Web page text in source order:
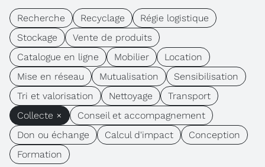
Recherche Recyclage
Régie logistique
Stockage
Vente de produits
Catalogue en ligne
Mobilier
Location
Mise en réseau
Mutualisation
Sensibilisation
Tri et valorisation
Nettoyage
Transport
Collecte ×
Conseil et accompagnement
Don ou échange
Calcul d'impact
Conception
Formation